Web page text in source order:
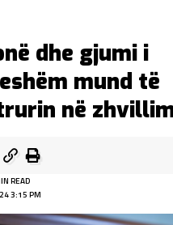
dhe gjumi i
mund të
në
3:15 PM
READ